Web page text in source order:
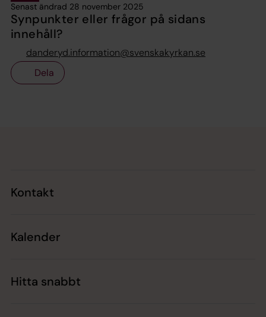
Senast ändrad 28 november 2025
Synpunkter eller frågor på sidans
innehåll?
danderyd.information@svenskakyrkan.se
Dela
Kontakt
Kalender
Hitta snabbt